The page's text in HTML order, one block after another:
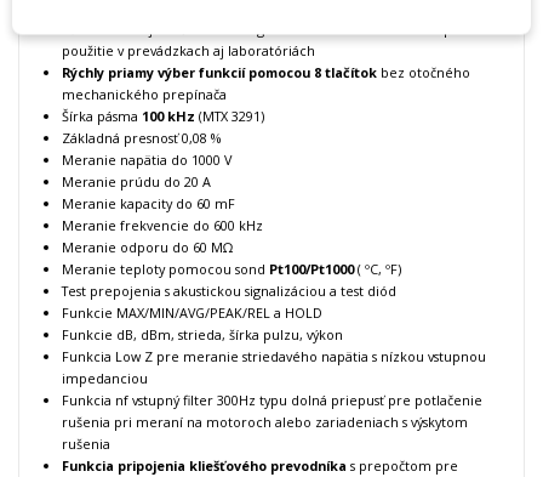
použitie v prevádzkach aj laboratóriách
Rýchly priamy výber funkcií pomocou 8 tlačítok bez otočného
mechanického prepínača
Šírka pásma 100 kHz (MTX 3291)
Základná presnosť 0,08 %
Meranie napätia do 1000 V
Meranie prúdu do 20 A
Meranie kapacity do 60 mF
Meranie frekvencie do 600 kHz
Meranie odporu do 60 MΩ
Meranie teploty pomocou sond Pt100/Pt1000( ºC, ºF)
Test prepojenia s akustickou signalizáciou a test diód
Funkcie MAX/MIN/AVG/PEAK/REL a HOLD
Funkcie dB, dBm, strieda, šírka pulzu, výkon
Funkcia Low Z pre meranie striedavého napätia s nízkou vstupnou
impedanciou
Funkcia nf vstupný filter 300Hz typu dolná priepusť pre potlačenie
rušenia pri meraní na motoroch alebo zariadeniach s výskytom
rušenia
Funkcia pripojenia kliešťového prevodníka s prepočtom pre